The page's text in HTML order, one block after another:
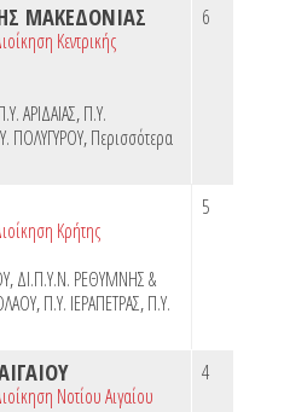
ΜΑΚΕΔΟΝΙΑΣ
Κεντρικής
ΑΡΙΔΑΙΑΣ,Π.Υ.
ΠΟΛΥΓΥΡΟΥ,Περισσότερα
6
Κρήτης
,ΔΙ.Π.Υ.Ν. ΡΕΘΥΜΝΗΣ &
,Π.Υ. ΙΕΡΑΠΕΤΡΑΣ,Π.Υ.
5
Νοτίου Αιγαίου
4